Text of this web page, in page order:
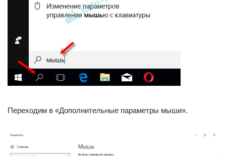
Переходим в «Дополнительные параметры мыши».